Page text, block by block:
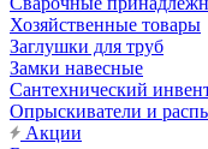
Хозяйственные товары
Заглушки для труб
Замки навесные
Сантехнический
Опрыскиватели и
Акции